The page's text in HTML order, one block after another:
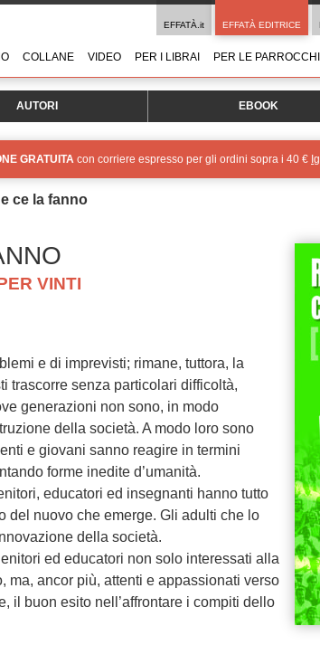
EFFATÀ.it EFFATÀ EDITRICE
COLLANE VIDEO PER I LIBRAI PER LE
AUTORI EBOOK
GRATUITA con corriere espresso per gli ordini sopra i 40 €
ce la fanno
VINTI
e di imprevisti; rimane, tuttora, la
trascorre senza particolari difficoltà,
generazioni non sono, in modo
della società. A modo loro sono
e giovani sanno reagire in termini
forme inedite d’umanità.
educatori ed insegnanti hanno tutto
del nuovo che emerge. Gli adulti che lo
della società.
ed educatori non solo interessati alla
ancor più, attenti e appassionati verso
il buon esito nell’affrontare i compiti dello